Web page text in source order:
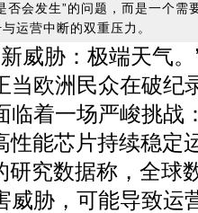
否会发生”的问题，而是一个
运营中断的双重压力。
威胁：极端天气
当欧洲民众在破纪
临着一场严峻挑战
性能芯片持续稳定
究数据称，全球
威胁，可能导致运